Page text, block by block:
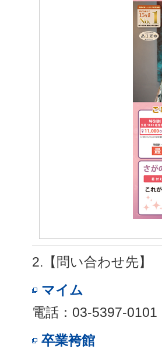
2.【問い合わせ先】
マイム
電話：03-5397-0101
卒業袴館